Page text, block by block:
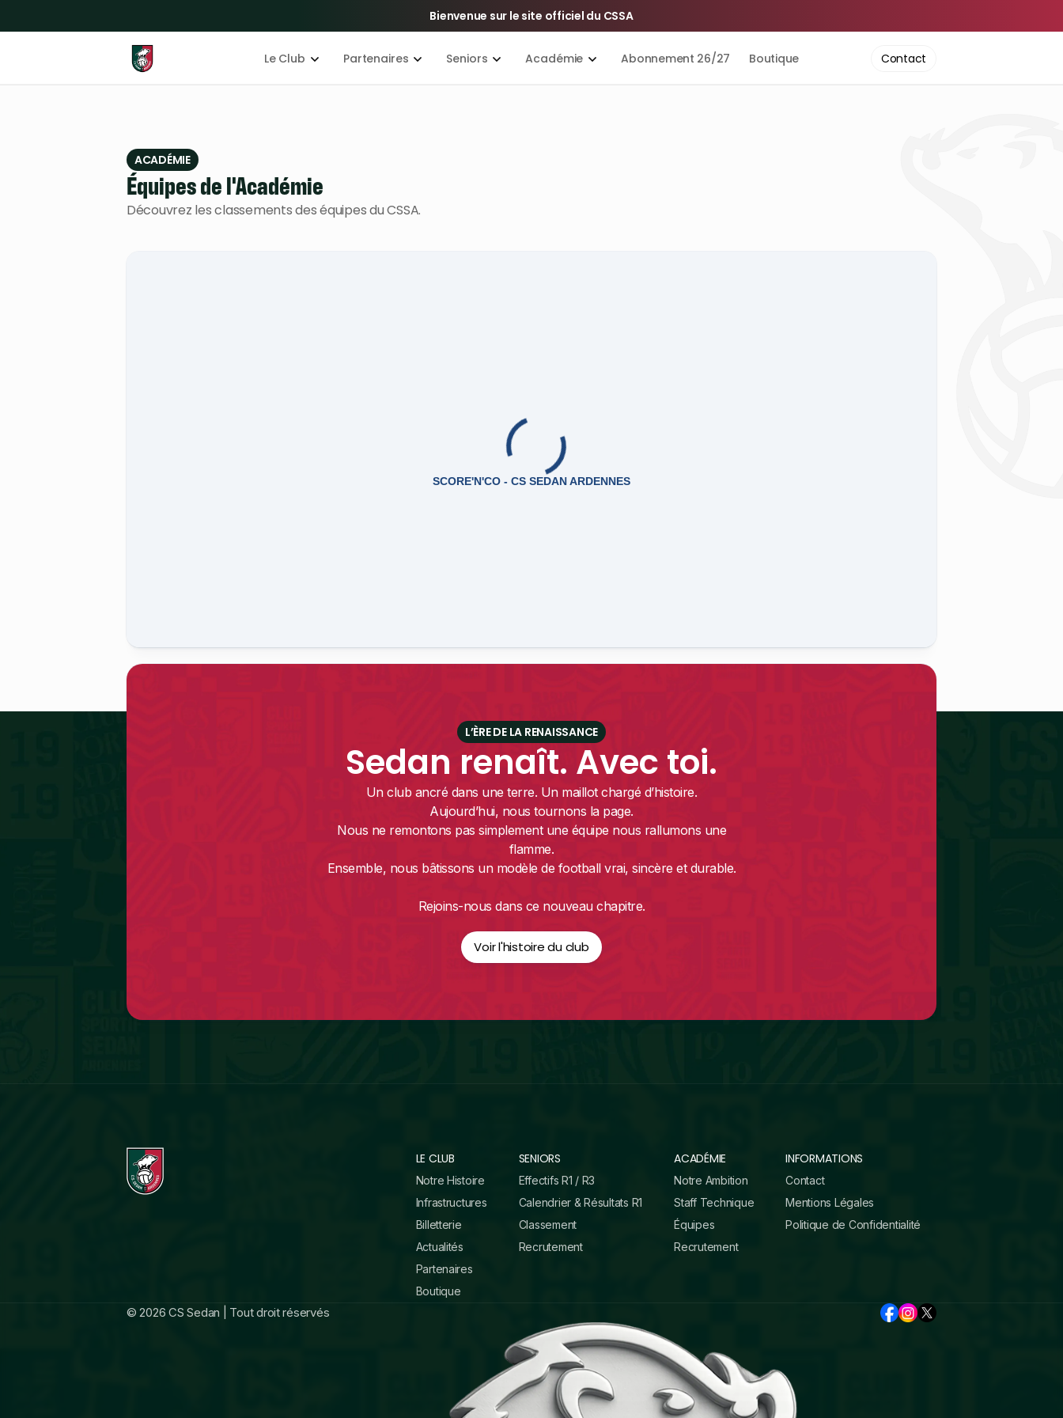
Bienvenue sur le site officiel du CSSA
Le Club Partenaires Seniors Académie Abonnement 26/27 Boutique Contact
ACADÉMIE
Équipes de l'Académie
Découvrez les classements des équipes du CSSA.
SCORE'N'CO - CS SEDAN ARDENNES
L’ÈRE DE LA RENAISSANCE
Sedan renaît. Avec toi.
Un club ancré dans une terre. Un maillot chargé d’histoire.
Aujourd’hui, nous tournons la page.
Nous ne remontons pas simplement une équipe nous rallumons une
flamme.
Ensemble, nous bâtissons un modèle de football vrai, sincère et durable.
Rejoins-nous dans ce nouveau chapitre.
Voir l'histoire du club
LE CLUB
Notre Histoire
Infrastructures
Billetterie
Actualités
Partenaires
Boutique
SENIORS
Effectifs R1 / R3
Calendrier & Résultats R1
Classement
Recrutement
ACADÉMIE
Notre Ambition
Staff Technique
Équipes
Recrutement
INFORMATIONS
Contact
Mentions Légales
Politique de Confidentialité
© 2026 CS Sedan | Tout droit réservés